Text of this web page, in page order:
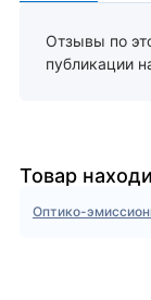
Отзывы по
публикации
Товар
Оптико-